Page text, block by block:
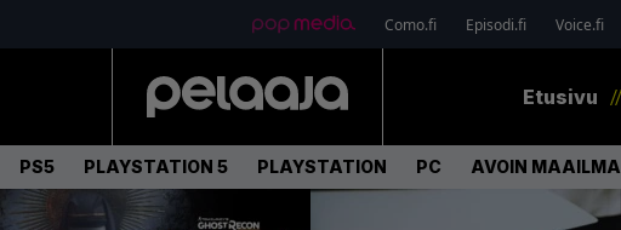
Como.fi Episodi.fi Voice.fi
Etusivu
PS5 PLAYSTATION 5 PLAYSTATION PC AVOIN MAAILMA